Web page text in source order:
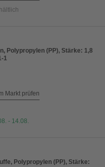
Polypropylen (PP), Stärke: 1,8
1
Markt prüfen
- 14.08.
Polypropylen (PP), Stärke: